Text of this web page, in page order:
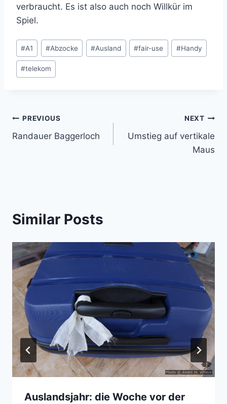
verbraucht. Es ist also auch noch Willkür im
Spiel.
Post
Tags:
#A1 #Abzocke #Ausland #fair-use #Handy
#telekom
Post
navigation
PREVIOUS
Randauer Baggerloch
NEXT
Umstieg auf vertikale
Maus
Similar Posts
Auslandsjahr: die Woche vor der